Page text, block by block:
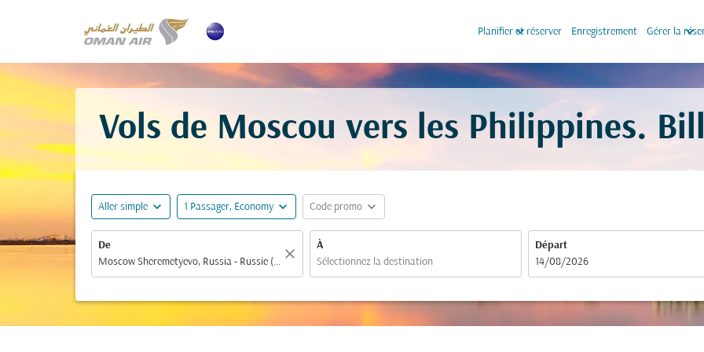
Planifier et réserver
keyboard_arrow_down Enregistrement Gérer la keyboard_arrow_down
Vols de Moscou vers les Philippines.
Aller simple expand_more 1 Passager, Economy expand_more Code promo expand_more
De
close
À
Départ
fc-booking-departure-date-aria-label
14/08/2026